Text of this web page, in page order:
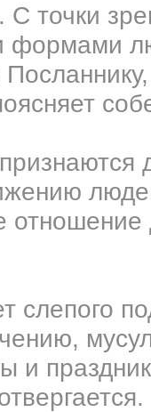
С точки
формами
слепого
и